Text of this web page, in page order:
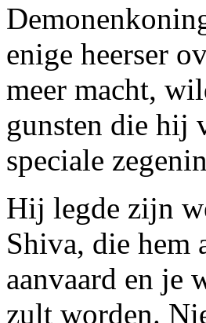
enige heerser
meer macht,
gunsten die hij
speciale
Hij legde zijn
Shiva, die hem
aanvaard en je
zult worden.